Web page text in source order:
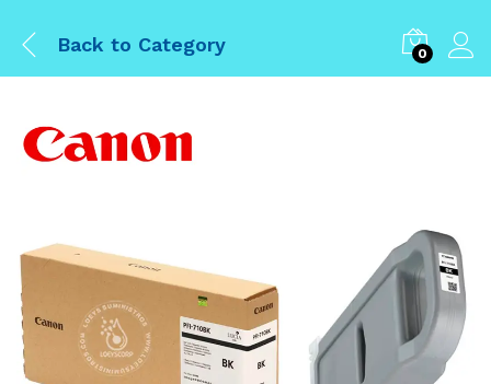
Back to Category 0